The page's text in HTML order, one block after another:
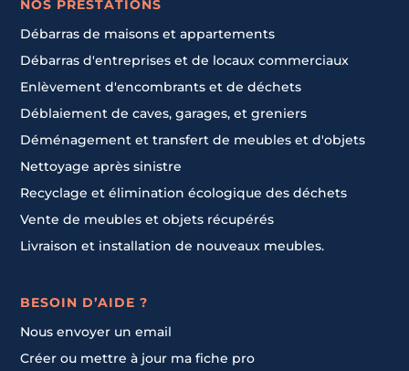
NOS PRESTATIONS
Débarras de maisons et appartements
Débarras d'entreprises et de locaux commerciaux
Enlèvement d'encombrants et de déchets
Déblaiement de caves, garages, et greniers
Déménagement et transfert de meubles et d'objets
Nettoyage après sinistre
Recyclage et élimination écologique des déchets
Vente de meubles et objets récupérés
Livraison et installation de nouveaux meubles.
BESOIN D’AIDE ?
Nous envoyer un email
Créer ou mettre à jour ma fiche pro